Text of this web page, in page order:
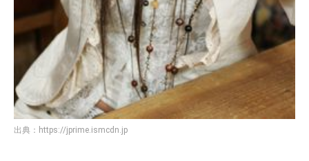
出典： https://jprime.ismcdn.jp